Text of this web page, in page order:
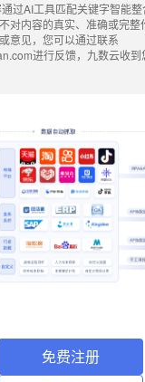
过AI工具匹配关键字智能
对内容的真实、准确或完整
意见，您可以通过联系
进行反馈，九数云收到
免费注册